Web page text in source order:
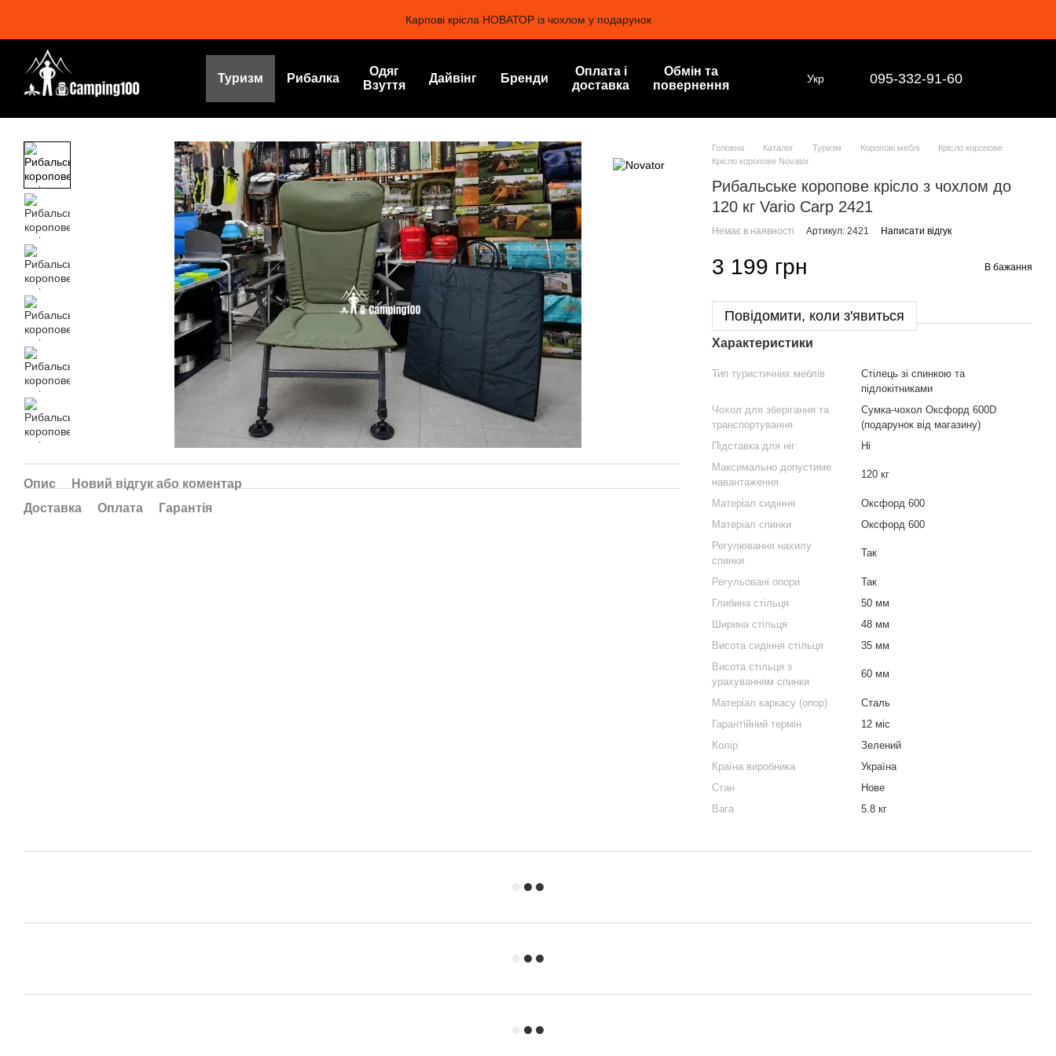
Карпові крісла НОВАТОР із чохлом у подарунок
Туризм Рибалка
Одяг
Взуття
Дайвінг Бренди
Оплата і
доставка
Обмін та
повернення
Укр 095-332-91-60
Опис
Новий відгук або коментар
Доставка
Оплата Гарантія
Головна Каталог Туризм Коропові меблі
Крісло коропове
Крісло коропове Novator
Рибальське коропове крісло з чохлом до
120 кг Vario Carp 2421
Немає в наявності Артикул: 2421 Написати відгук
3 199 грн В бажання
Повідомити, коли з'явиться
Характеристики
Тип туристичних меблів
Стілець зі спинкою та
підлокітниками
Чохол для зберігання та
транспортування
Сумка-чохол Оксфорд 600D
(подарунок від магазину)
Підставка для ніг
Ні
Максимально допустиме
навантаження
120 кг
Матеріал сидіння
Оксфорд 600
Матеріал спинки
Оксфорд 600
Регулювання нахилу
спинки
Так
Регульовані опори
Так
Глибина стільця
50 мм
Ширина стільця
48 мм
Висота сидіння стільця
35 мм
Висота стільця з
урахуванням спинки
60 мм
Матеріал каркасу (опор)
Сталь
Гарантійний термін
12 міс
Колір
Зелений
Країна виробника
Україна
Стан
Нове
Вага
5.8 кг